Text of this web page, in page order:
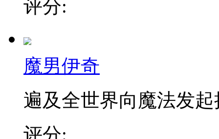
评分:
魔男伊奇
遍及全世界向魔法发起
评分: